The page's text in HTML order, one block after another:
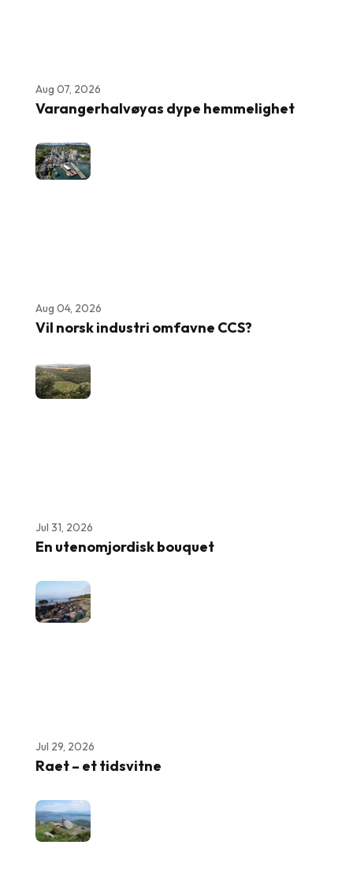
Aug 07, 2026
Varangerhalvøyas dype hemmelighet
Aug 04, 2026
Vil norsk industri omfavne CCS?
Jul 31, 2026
En utenomjordisk bouquet
Jul 29, 2026
Raet – et tidsvitne